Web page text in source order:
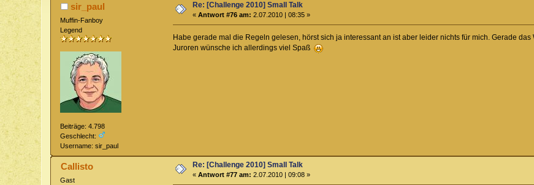
sir_paul
Muffin-Fanboy
Legend
Beiträge: 4.798
Geschlecht:
Username: sir_paul
Re: [Challenge 2010] Small Talk
«Antwort #76 am: 2.07.2010 | 08:35 »
Habe gerade mal die Regeln gelesen, hörst sich ja interessant an ist aber leider nichts für mich. Gerade
Juroren wünsche ich allerdings viel Spaß
Callisto
Gast
Re: [Challenge 2010] Small Talk
«Antwort #77 am: 2.07.2010 | 09:08 »